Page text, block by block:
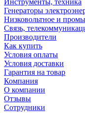
Инструменты, техника
Генераторы
Низковольтное и
Связь,
Производители
Как купить
Условия оплаты
Условия доставки
Гарантия на товар
Компания
О компании
Отзывы
Сотрудники